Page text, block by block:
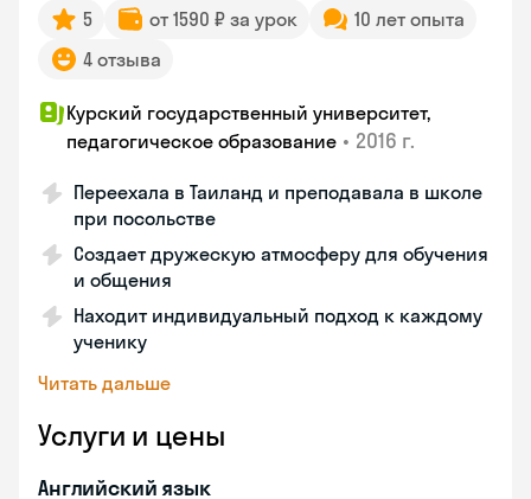
5 от 1590 ₽ за урок
10 лет опыта
4 отзыва
Курский государственный университет,
педагогическое образование • 2016 г.
Переехала в Таиланд и преподавала в школе
при посольстве
Создает дружескую атмосферу для обучения
и общения
Находит индивидуальный подход к каждому
ученику
Читать дальше
Услуги и цены
Английский язык